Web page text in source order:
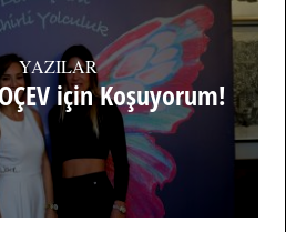
YAZILAR
için Koşuyorum!